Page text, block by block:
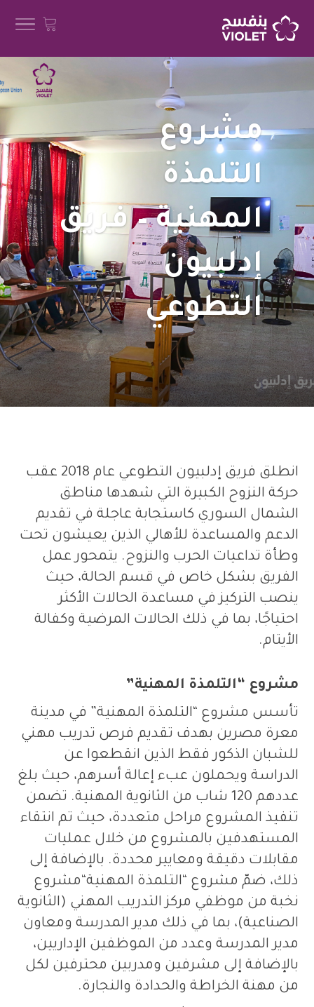
مشروع
التلمذة
المهنية – فريق
إدلبيون
التطوعي
انطلق فريق إدلبيون التطوعي عام 2018 عقب
حركة النزوح الكبيرة التي شهدها مناطق
الشمال السوري كاستجابة عاجلة في تقديم
الدعم والمساعدة للأهالي الذين يعيشون تحت
وطأة تداعيات الحرب والنزوح. يتمحور عمل
الفريق بشكل خاص في قسم الحالة، حيث
ينصب التركيز في مساعدة الحالات الأكثر
احتياجًا، بما في ذلك الحالات المرضية وكفالة
الأيتام.
مشروع “التلمذة المهنية”
تأسس مشروع “التلمذة المهنية” في مدينة
معرة مصرين بهدف تقديم فرص تدريب مهني
للشبان الذكور فقط الذين انقطعوا عن
الدراسة ويحملون عبء إعالة أسرهم، حيث بلغ
عددهم 120 شاب من الثانوية المهنية. تضمن
تنفيذ المشروع مراحل متعددة، حيث تم انتقاء
المستهدفين بالمشروع من خلال عمليات
مقابلات دقيقة ومعايير محددة. بالإضافة إلى
ذلك، ضمّ مشروع “التلمذة المهنية“مشروع
نخبة من موظفي مركز التدريب المهني (الثانوية
الصناعية)، بما في ذلك مدير المدرسة ومعاون
مدير المدرسة وعدد من الموظفين الإداريين،
بالإضافة إلى مشرفين ومدربين محترفين لكل
من مهنة الخراطة والحدادة والنجارة.